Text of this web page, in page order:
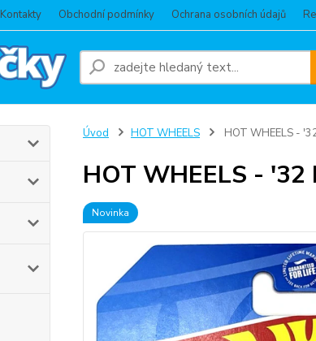
Kontakty Obchodní podmínky Ochrana osobních údajů
Úvod HOT WHEELS HOT WHEELS -
HOT WHEELS -
Novinka